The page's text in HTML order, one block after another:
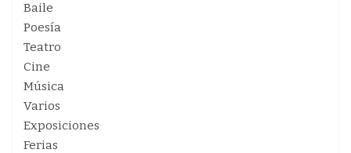
Baile
Poesía
Teatro
Cine
Música
Varios
Exposiciones
Ferias